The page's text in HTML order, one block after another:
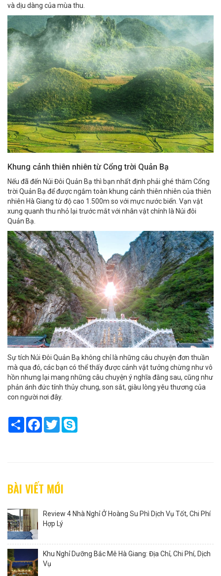
và dịu dàng của mùa thu.
Khung cảnh thiên nhiên từ Cổng trời Quản Bạ
Nếu đã đến Núi Đôi Quản Bạ thì bạn nhất định phải ghé thăm Cổng
trời Quản Bạ để được ngắm toàn khung cảnh thiên nhiên của thiên
nhiên Hà Giang từ độ cao 1.500m so với mực nước biển. Vạn vật
xung quanh thu nhỏ lại trước mắt với nhân vật chính là Núi đôi
Quản Bạ.
Sự tích Núi Đôi Quản Bạ không chỉ là những câu chuyện đơn thuần
mà qua đó, các bạn có thể thấy được cảnh vật tưởng chừng như vô
hồn nhưng lại mang những câu chuyện ý nghĩa đằng sau, cũng như
phản ánh đức tính thủy chung, son sắt, giàu lòng yêu thương của
con người nơi đây.
Share Facebook
Twitter
BÀI VIẾT MỚI
Review 4 Nhà Nghỉ Ở Hoàng Su Phì Dịch Vụ Tốt, Chi Phí
Hợp Lý
Khu Nghỉ Dưỡng Bắc Mê Hà Giang: Địa Chỉ, Chi Phí, Dịch
Vụ